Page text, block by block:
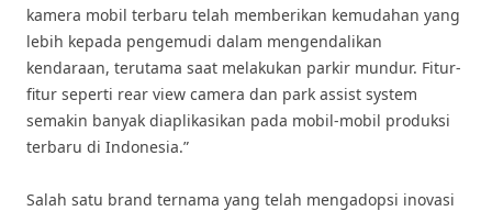
kamera mobil terbaru telah memberikan kemudahan yang
lebih kepada pengemudi dalam mengendalikan
kendaraan, terutama saat melakukan parkir mundur. Fitur-
fitur seperti rear view camera dan park assist system
semakin banyak diaplikasikan pada mobil-mobil produksi
terbaru di Indonesia.”
Salah satu brand ternama yang telah mengadopsi inovasi